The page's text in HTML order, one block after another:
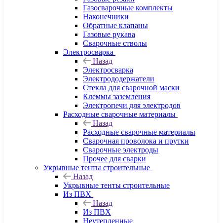
Газосварочные комплекты
Наконечники
Обратные клапаны
Газовые рукава
Сварочные стволы
Электросварка
Назад
Электросварка
Электрододержатели
Стекла для сварочной маски
Клеммы заземления
Электропечи для электродов
Расходные сварочные материалы
Назад
Расходные сварочные материалы
Сварочная проволока и прутки
Сварочные электроды
Прочее для сварки
Укрывные тенты строительные
Назад
Укрывные тенты строительные
Из ПВХ
Назад
Из ПВХ
Неутепленные